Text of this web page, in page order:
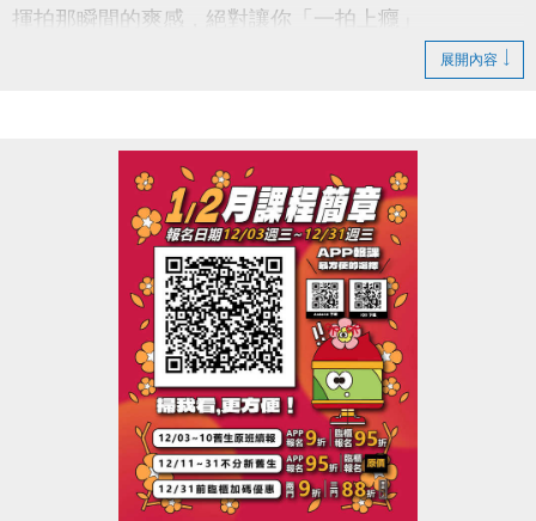
揮拍那瞬間的爽感，絕對讓你「一拍上癮」
報名時間：課程開放報名日:即日起至開課前
報名資格：不限(歡迎新住民及外籍勞工朋友踴躍報名)
報名方式：採現場報名，請至桃園市蘆竹國民運動中
心一樓櫃檯報名。
報名費用：免費
●聯絡資訊 : (球館部) 03-2639066 #115
●活動地點 : 桃園市蘆竹國民運動
展開內容